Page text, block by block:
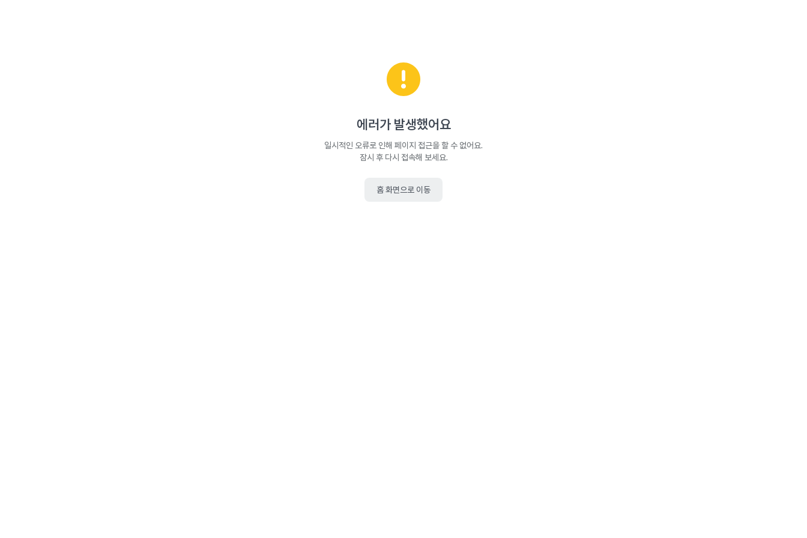
에러가 발생했어요
일시적인 오류로 인해 페이지 접근을 할 수 없어요.
잠시 후 다시 접속해 보세요.
홈 화면으로 이동